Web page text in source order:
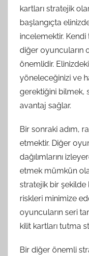
kartları stratejik
başlangıçta
incelemektir. Kendi
diğer oyuncuların
önemlidir.
yöneleceğinizi ve
gerektiğini bilmek,
avantaj sağlar.
Bir sonraki adım,
etmektir. Diğer
dağılımlarını
etmek mümkün
stratejik bir şekilde
riskleri minimize
oyuncuların seri
kilit kartları tutma
Bir diğer önemli